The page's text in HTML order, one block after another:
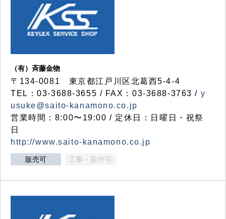
（有）斉藤金物
〒134-0081 東京都江戸川区北葛西5-4-4
TEL：03-3688-3655 / FAX：03-3688-3763 / y
usuke@saito-kanamono.co.jp
営業時間：8:00〜19:00 / 定休日：日曜日・祝祭
日
http://www.saito-kanamono.co.jp
販売可 工事・取付可